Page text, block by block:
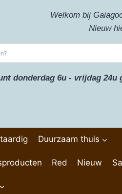
Welkom bij
Nieuw
donderdag 6u - vrijdag 24u
Duurzaam thuis
Red Nieuw